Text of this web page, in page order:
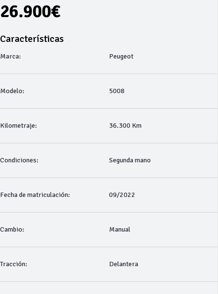
26.900€
Características
Marca: Peugeot
Modelo: 5008
Kilometraje: 36.300 Km
Condiciones: Segunda mano
Fecha de matriculación: 09/2022
Cambio: Manual
Tracción: Delantera